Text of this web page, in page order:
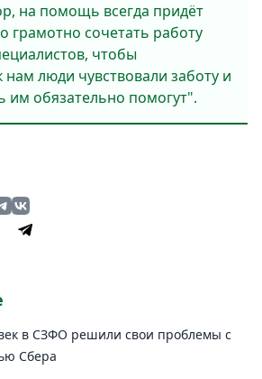
на помощь всегда придёт
грамотно сочетать работу
чтобы
люди чувствовали заботу и
им обязательно помогут".
в СЗФО решили свои проблемы с
Сбера